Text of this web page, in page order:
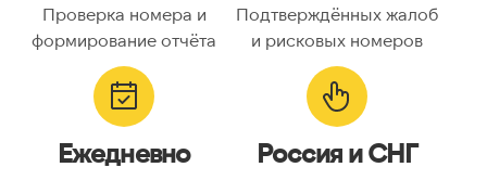
Проверка номера и
формирование отчёта
Подтверждённых жалоб
и рисковых номеров
Ежедневно Россия и СНГ